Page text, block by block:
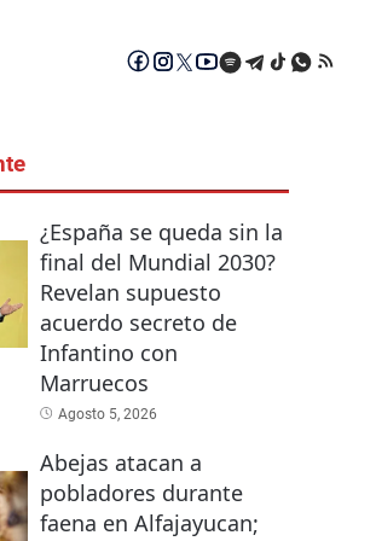
¿España se queda sin la
final del Mundial 2030?
Revelan supuesto
acuerdo secreto de
Infantino con
Marruecos
Agosto 5, 2026
Abejas atacan a
pobladores durante
faena en Alfajayucan;